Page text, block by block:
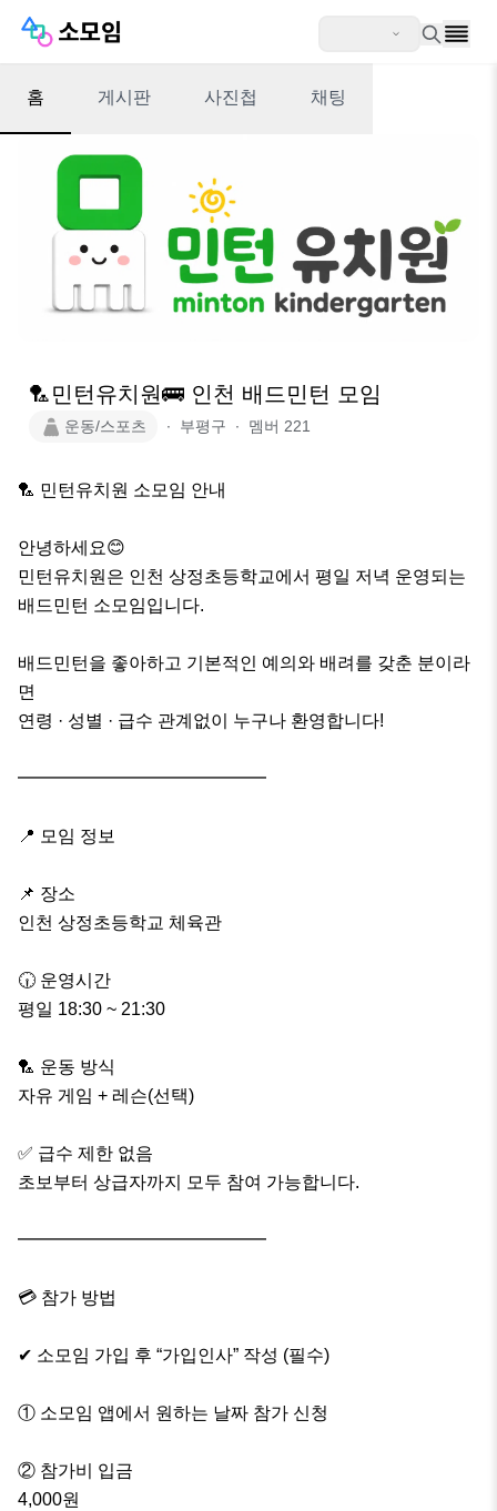
홈 게시판 사진첩 채팅
🏸민턴유치원🚌 인천 배드민턴 모임
운동/스포츠 ∙ 부평구 ∙ 멤버 221
🏸 민턴유치원 소모임 안내
안녕하세요😊
민턴유치원은 인천 상정초등학교에서 평일 저녁 운영되는
배드민턴 소모임입니다.
배드민턴을 좋아하고 기본적인 예의와 배려를 갖춘 분이라
면
연령 · 성별 · 급수 관계없이 누구나 환영합니다!
━━━━━━━━━━━━━━
📍 모임 정보
📌 장소
인천 상정초등학교 체육관
🕡 운영시간
평일 18:30 ~ 21:30
🏸 운동 방식
자유 게임 + 레슨(선택)
✅ 급수 제한 없음
초보부터 상급자까지 모두 참여 가능합니다.
━━━━━━━━━━━━━━
💳 참가 방법
✔ 소모임 가입 후 “가입인사” 작성 (필수)
① 소모임 앱에서 원하는 날짜 참가 신청
② 참가비 입금
4,000원